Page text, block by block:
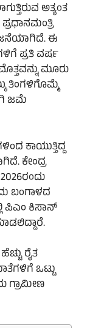
ಅತ್ಯಂತ
ಈ
ಪ್ರತಿ ವರ್ಷ
ಮೂರು
ತಿಂಗಳಿಗೊಮ್ಮೆ
ಜಮೆ
ಕಾಯುತ್ತಿದ್ದ
ಕೇಂದ್ರ
ಬಂಗಾಳದ
ಪಿಎಂ ಕಿಸಾನ್
ರೈತ
ಒಟ್ಟು
ಗ್ರಾಮೀಣ